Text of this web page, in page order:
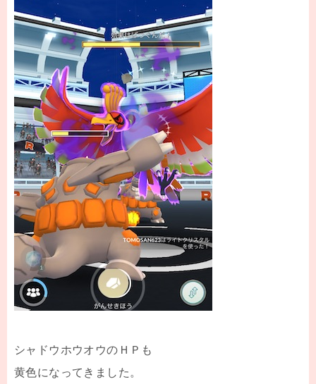
シャドウホウオウのＨＰも
黄色になってきました。